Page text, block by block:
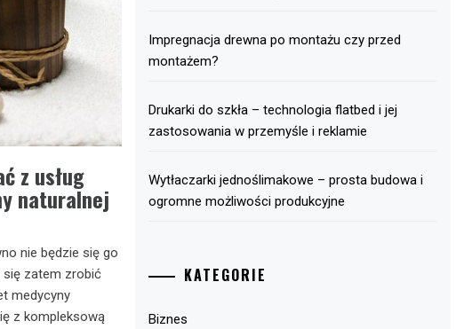
z usług
naturalnej
nie będzie się go
się zatem zrobić
medycyny
z kompleksową
Impregnacja drewna po montażu czy przed
montażem?
Drukarki do szkła – technologia flatbed i jej
zastosowania w przemyśle i reklamie
Wytłaczarki jednoślimakowe – prosta budowa i
ogromne możliwości produkcyjne
KATEGORIE
Biznes